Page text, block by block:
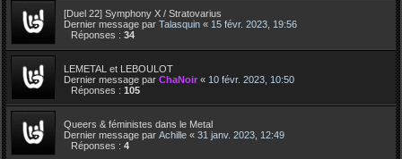
[Duel 22] Symphony X / Stratovarius
Dernier message par Talasquin « 15 févr. 2023, 19:56
Réponses : 34
LEMETAL et LEBOULOT
Dernier message par ChaNoir « 10 févr. 2023, 10:50
Réponses : 105
Queers & féministes dans le Metal
Dernier message par Achille « 31 janv. 2023, 12:49
Réponses : 4